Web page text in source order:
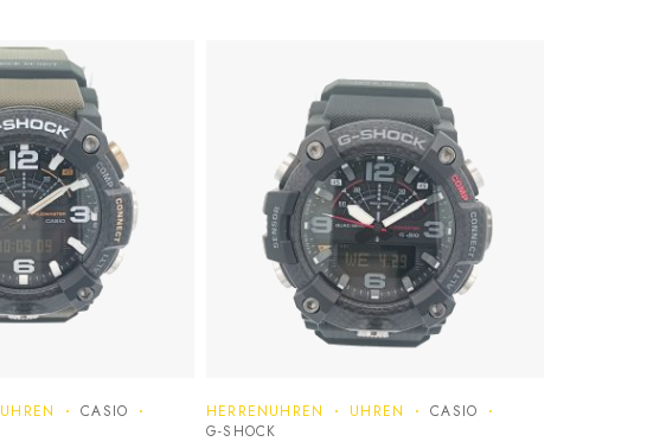
UHREN
CASIO
HERRENUHREN UHREN
CASIO
G-SHOCK